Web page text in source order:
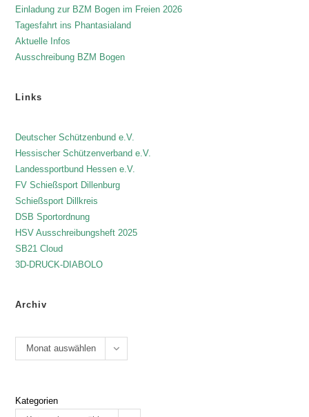
Einladung zur BZM Bogen im Freien 2026
Tagesfahrt ins Phantasialand
Aktuelle Infos
Ausschreibung BZM Bogen
Links
Deutscher Schützenbund e.V.
Hessischer Schützenverband e.V.
Landessportbund Hessen e.V.
FV Schießsport Dillenburg
Schießsport Dillkreis
DSB Sportordnung
HSV Ausschreibungsheft 2025
SB21 Cloud
3D-DRUCK-DIABOLO
Archiv
Monat auswählen
Kategorien